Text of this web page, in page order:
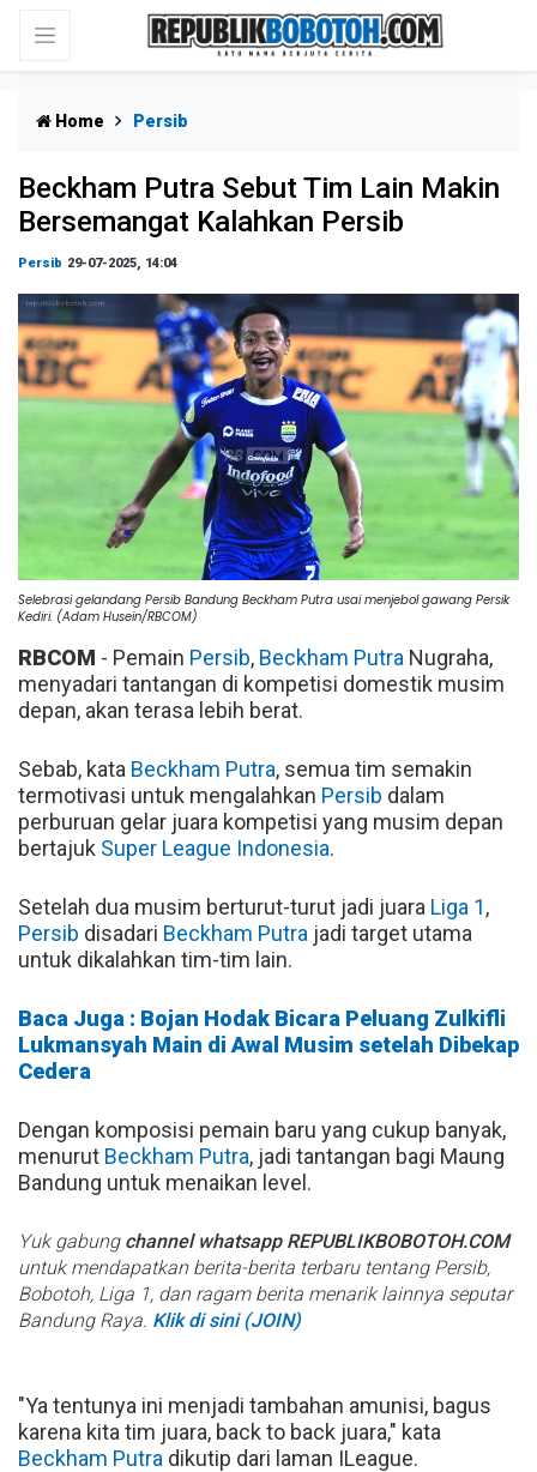
Home Persib
Beckham Putra Sebut Tim Lain Makin
Bersemangat Kalahkan Persib
Persib 29-07-2025, 14:04
Selebrasi gelandang Persib Bandung Beckham Putra usai menjebol gawang Persik
Kediri. (Adam Husein/RBCOM)
RBCOM - Pemain Persib, Beckham Putra Nugraha,
menyadari tantangan di kompetisi domestik musim
depan, akan terasa lebih berat.
Sebab, kata Beckham Putra, semua tim semakin
termotivasi untuk mengalahkan Persib dalam
perburuan gelar juara kompetisi yang musim depan
bertajuk Super League Indonesia.
Setelah dua musim berturut-turut jadi juara Liga 1,
Persib disadari Beckham Putra jadi target utama
untuk dikalahkan tim-tim lain.
Baca Juga : Bojan Hodak Bicara Peluang Zulkifli
Lukmansyah Main di Awal Musim setelah Dibekap
Cedera
Dengan komposisi pemain baru yang cukup banyak,
menurut Beckham Putra, jadi tantangan bagi Maung
Bandung untuk menaikan level.
Yuk gabung channel whatsapp REPUBLIKBOBOTOH.COM
untuk mendapatkan berita-berita terbaru tentang Persib,
Bobotoh, Liga 1, dan ragam berita menarik lainnya seputar
Bandung Raya. Klik di sini (JOIN)
"Ya tentunya ini menjadi tambahan amunisi, bagus
karena kita tim juara, back to back juara," kata
Beckham Putra dikutip dari laman ILeague.